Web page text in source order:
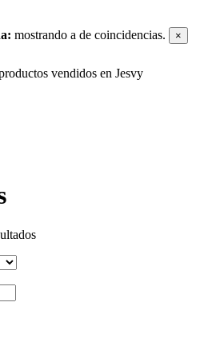
mostrando a de coincidencias. ×